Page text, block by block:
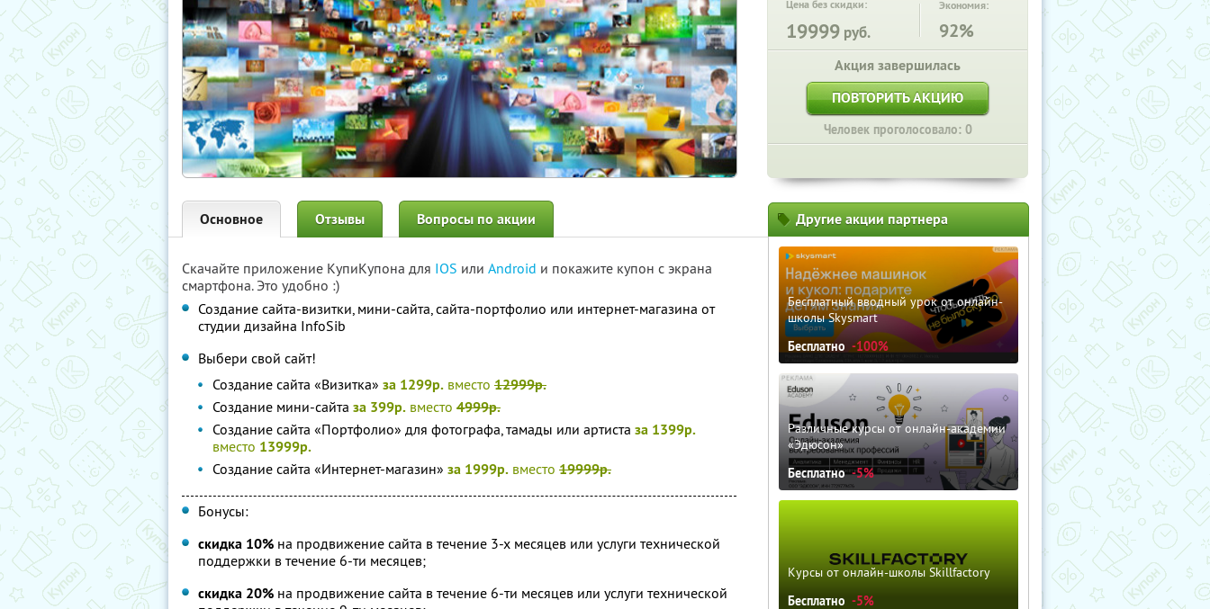
Цена без скидки:
19999 руб.
Экономия:
92%
Акция завершилась
ПОВТОРИТЬ АКЦИЮ
Человек проголосовало: 0
Основное Отзывы Вопросы по акции
Скачайте приложение КупиКупона для IOS или Android и покажите купон с экрана
смартфона. Это удобно :)
Создание сайта-визитки, мини-сайта, сайта-портфолио или интернет-магазина от
студии дизайна InfoSib
Выбери свой сайт!
Создание сайта «Визитка» за 1299р. вместо 12999р.
Создание мини-сайта за 399р. вместо 4999р.
Создание сайта «Портфолио» для фотографа, тамады или артиста за 1399р.
вместо 13999р.
Создание сайта «Интернет-магазин» за 1999р. вместо 19999р.
Бонусы:
скидка 10% на продвижение сайта в течение 3-х месяцев или услуги технической
поддержки в течение 6-ти месяцев;
скидка 20% на продвижение сайта в течение 6-ти месяцев или услуги технической
Другие акции партнера
Бесплатный вводный урок от онлайн-
школы Skysmart
Бесплатно -100%
Различные курсы от онлайн-академии
«Эдюсон»
Бесплатно -5%
Курсы от онлайн-школы Skillfactory
Бесплатно -5%